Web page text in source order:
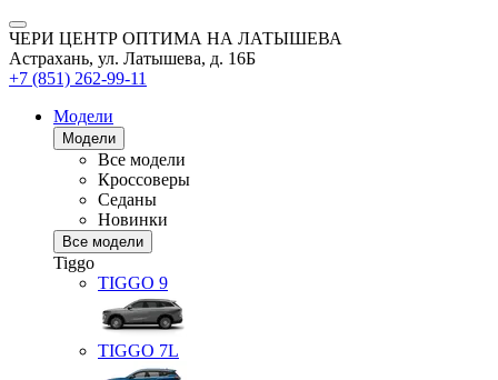
ЧЕРИ ЦЕНТР ОПТИМА НА ЛАТЫШЕВА
Астрахань, ул. Латышева, д. 16Б
+7 (851) 262-99-11
Модели
Модели
Все модели
Кроссоверы
Седаны
Новинки
Все модели
Tiggo
TIGGO 9
TIGGO 7L